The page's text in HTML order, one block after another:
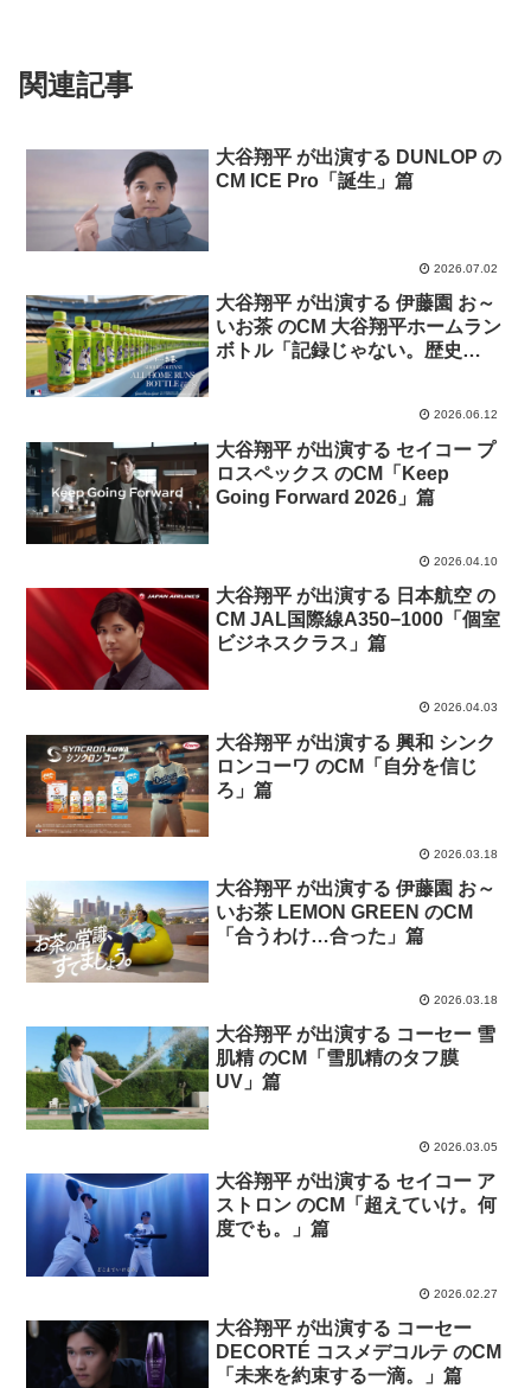
関連記事
大谷翔平 が出演する DUNLOP の
CM ICE Pro「誕生」篇
2026.07.02
大谷翔平 が出演する 伊藤園 お～
いお茶 のCM 大谷翔平ホームラン
ボトル「記録じゃない。歴史
2026.06.12
大谷翔平 が出演する セイコー プ
ロスペックス のCM「Keep
Going Forward 2026」篇
2026.04.10
大谷翔平 が出演する 日本航空 の
CM JAL国際線A350−1000「個室
ビジネスクラス」篇
2026.04.03
大谷翔平 が出演する 興和 シンク
ロンコーワ のCM「自分を信じ
ろ」篇
2026.03.18
大谷翔平 が出演する 伊藤園 お～
いお茶 LEMON GREEN のCM
「合うわけ…合った」篇
2026.03.18
大谷翔平 が出演する コーセー 雪
肌精 のCM「雪肌精のタフ膜
UV」篇
2026.03.05
大谷翔平 が出演する セイコー ア
ストロン のCM「超えていけ。何
度でも。」篇
2026.02.27
大谷翔平 が出演する コーセー
DECORTÉ コスメデコルテ のCM
「未来を約束する⼀滴。」篇